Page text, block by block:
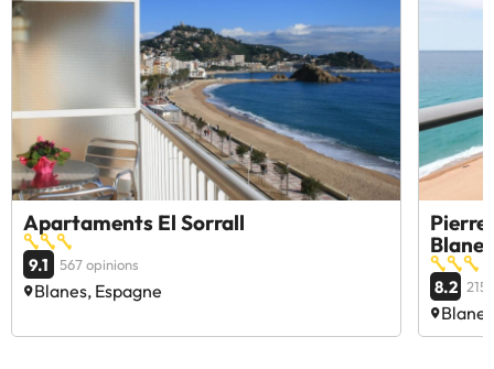
Apartaments El Sorrall
9.1 567 opinions
Blanes, Espagne
Pierre
8.2